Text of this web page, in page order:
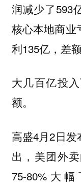
润减少了593
核心本地商业
利135亿，差
大几百亿投
额。
高盛4月2日
出，美团外
75-80%大